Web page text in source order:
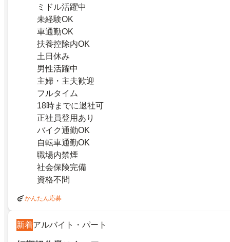
ミドル活躍中
未経験OK
車通勤OK
扶養控除内OK
土日休み
男性活躍中
主婦・主夫歓迎
フルタイム
18時までに退社可
正社員登用あり
バイク通勤OK
自転車通勤OK
職場内禁煙
社会保険完備
資格不問
かんたん応募
新着アルバイト・パート